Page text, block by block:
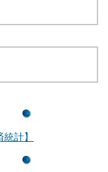
統計】